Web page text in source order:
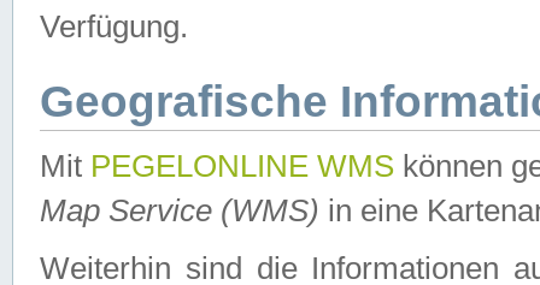
Verfügung.
Geografische
Mit PEGELONLINE WMS können
Map Service (WMS) in eine
Weiterhin sind die Informationen